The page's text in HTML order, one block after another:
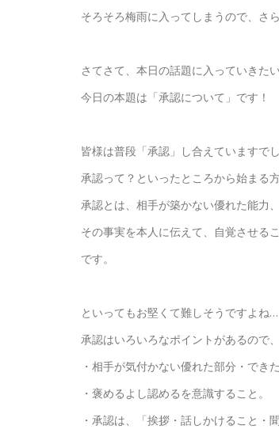
そろそろ梅雨に入ってしまうので、さ
さてさて、本日の話題に入っていきた
今日の本題は「承認について」です！
皆様は普段「承認」し合えていますで
承認って？といったところから始まる
承認とは、相手が築かない優れた能力
その事実を本人に伝えて、自覚させるこ
です。
といってもお堅くて難しそうですよね…
承認はいろいろなポイントがあるので
・相手が気付かない優れた部分・でき
・褒めるよし認めるを意識すること。
・承認は、「挨拶・話しかけること・